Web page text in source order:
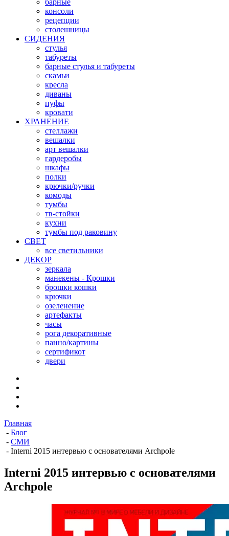
барные
консоли
рецепции
столешницы
СИДЕНИЯ
стулья
табуреты
барные стулья и табуреты
скамьи
кресла
диваны
пуфы
кровати
ХРАНЕНИЕ
стеллажи
вешалки
арт вешалки
гардеробы
шкафы
полки
крючки/ручки
комоды
тумбы
тв-стойки
кухни
тумбы под раковину
СВЕТ
все светильники
ДЕКОР
зеркала
манекены - Крошки
брошки кошки
крючки
озеленение
артефакты
часы
рога декоративные
панно/картины
сертификот
двери
Главная
- Блог
- СМИ
- Interni 2015 интервью c основателями Archpole
Interni 2015 интервью c основателями
Archpole